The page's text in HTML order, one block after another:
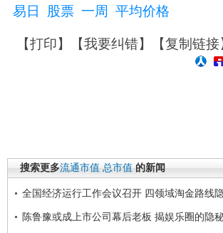
易日
股票 一周 平均价格
【打印】【我要纠错】【复制链接
搜索更多流通市值 总市值 的新闻
全国经济运行工作会议召开 四领域淘金路线
陈鲁豫或成上市公司幕后老板 揭娱乐圈的隐